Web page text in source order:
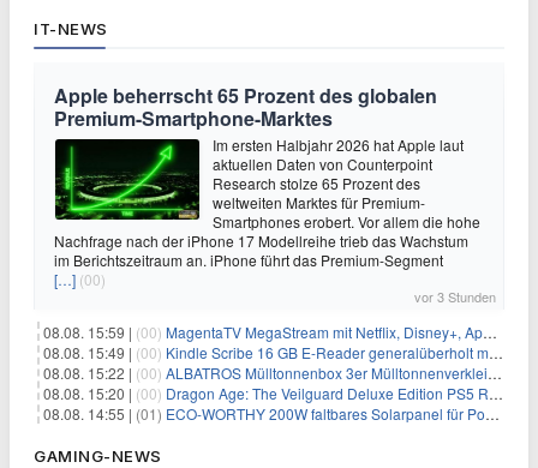
IT-NEWS
Apple beherrscht 65 Prozent des globalen
Premium-Smartphone-Marktes
Im ersten Halbjahr 2026 hat Apple laut
aktuellen Daten von Counterpoint
Research stolze 65 Prozent des
weltweiten Marktes für Premium-
Smartphones erobert. Vor allem die hohe
Nachfrage nach der iPhone 17 Modellreihe trieb das Wachstum
im Berichtszeitraum an. iPhone führt das Premium-Segment
[…] (00)
vor 3 Stunden
08.08. 15:59 | (00) MagentaTV MegaStream mit Netflix, Disney+, Apple TV+ & RTL+ für 30€/Monat (effektiv 20,83€/Monat)
08.08. 15:49 | (00) Kindle Scribe 16 GB E-Reader generalüberholt mit Eingabestift für 197,99€
08.08. 15:22 | (00) ALBATROS Mülltonnenbox 3er Mülltonnenverkleidung aus Metall für 577,15€
08.08. 15:20 | (00) Dragon Age: The Veilguard Deluxe Edition PS5 Rollenspiel für 13,76€
08.08. 14:55 | (01) ECO-WORTHY 200W faltbares Solarpanel für Powerstation & Camping für 123,99€
GAMING-NEWS